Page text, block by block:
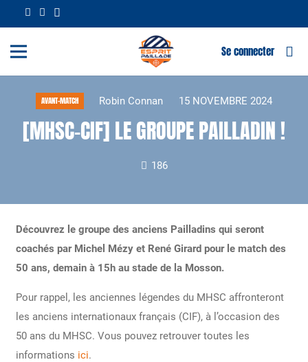
Se connecter
AVANT-MATCH Robin Connan 15 NOVEMBRE 2024
[MHSC-CIF] LE GROUPE PAILLADIN !
186
Découvrez le groupe des anciens Pailladins qui seront
coachés par Michel Mézy et René Girard pour le match des
50 ans, demain à 15h au stade de la Mosson.
Pour rappel, les anciennes légendes du MHSC affronteront
les anciens internationaux français (CIF), à l’occasion des
50 ans du MHSC. Vous pouvez retrouver toutes les
informations ici.